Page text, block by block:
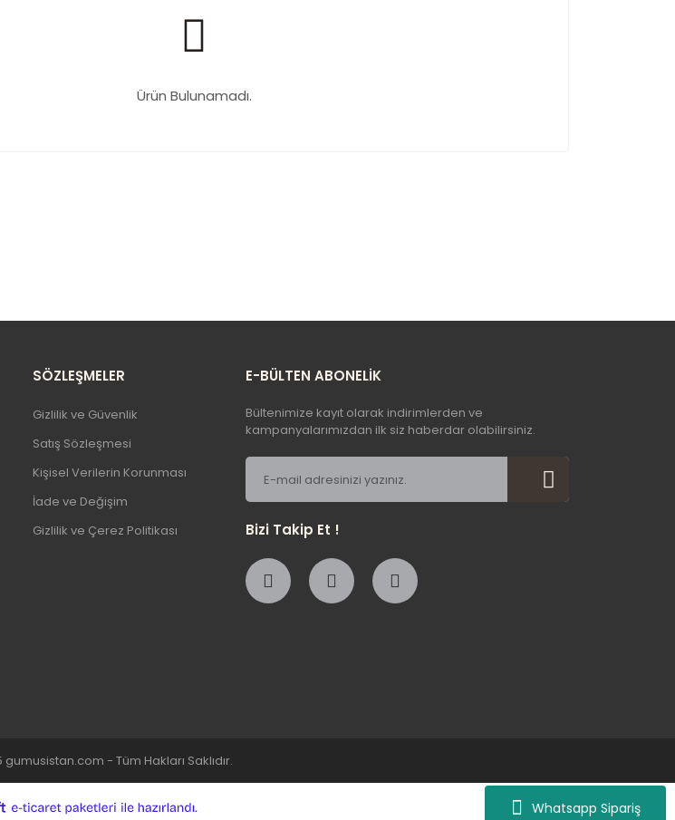
Ürün Bulunamadı.
SÖZLEŞMELER
Gizlilik ve Güvenlik
Satış Sözleşmesi
Kişisel Verilerin Korunması
İade ve Değişim
Gizlilik ve Çerez Politikası
E-BÜLTEN ABONELİK
Bültenimize kayıt olarak indirimlerden ve
kampanyalarımızdan ilk siz haberdar olabilirsiniz.
Bizi Takip Et !
- Tüm Hakları Saklıdır.
Whatsapp Sipariş
ideasoft
e-